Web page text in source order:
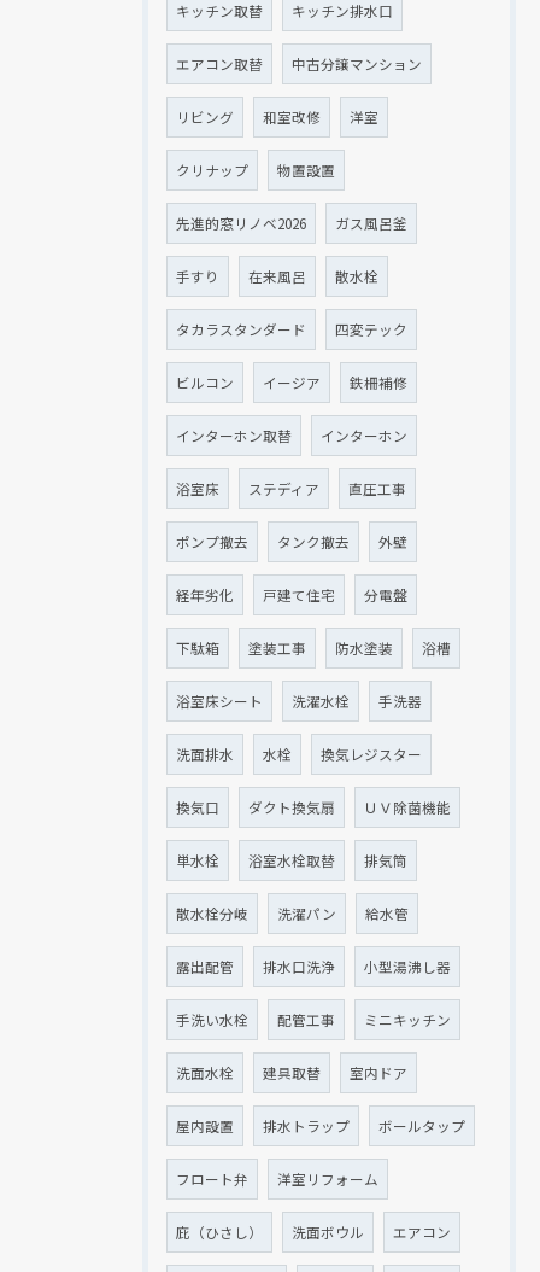
キッチン取替 キッチン排水口
エアコン取替 中古分譲マンション
リビング 和室改修 洋室
クリナップ 物置設置
先進的窓リノベ2026 ガス風呂釜
手すり 在来風呂 散水栓
タカラスタンダード 四変テック
ビルコン イージア 鉄柵補修
インターホン取替 インターホン
浴室床 ステディア 直圧工事
ポンプ撤去 タンク撤去 外壁
経年劣化 戸建て住宅 分電盤
下駄箱 塗装工事 防水塗装 浴槽
浴室床シート 洗濯水栓 手洗器
洗面排水 水栓 換気レジスター
換気口 ダクト換気扇 ＵＶ除菌機能
単水栓 浴室水栓取替 排気筒
散水栓分岐 洗濯パン 給水管
露出配管 排水口洗浄 小型湯沸し器
手洗い水栓 配管工事 ミニキッチン
洗面水栓 建具取替 室内ドア
屋内設置 排水トラップ ボールタップ
フロート弁 洋室リフォーム
庇（ひさし） 洗面ボウル エアコン